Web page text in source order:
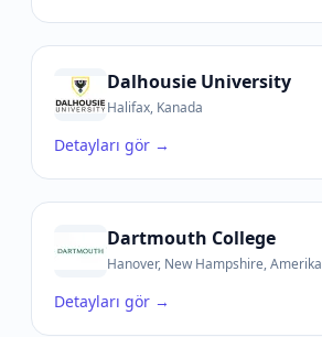
Dalhousie University
Halifax, Kanada
Detayları gör →
Dartmouth College
Hanover, New Hampshire, Amerika
Detayları gör →